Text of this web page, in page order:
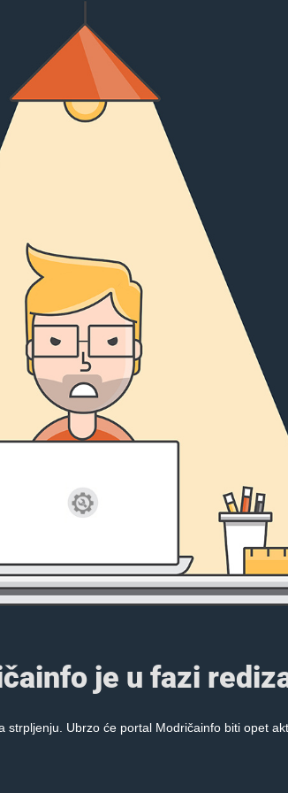
je u fazi
strpljenju. Ubrzo će portal Modričainfo biti opet